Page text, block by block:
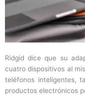
Ridgid dice que su
cuatro dispositivos al
teléfonos inteligentes,
productos electrónicos